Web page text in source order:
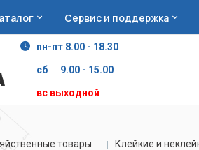
Сервис и поддержка
пн-пт 8.00 - 18.30
сб 9.00 - 15.00
вс выходной
товары Клейкие и